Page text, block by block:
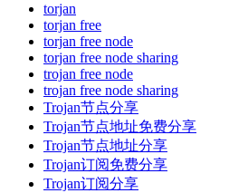
torjan
torjan free
torjan free node
torjan free node sharing
trojan free node
trojan free node sharing
Trojan节点分享
Trojan节点地址免费分享
Trojan节点地址分享
Trojan订阅免费分享
Trojan订阅分享